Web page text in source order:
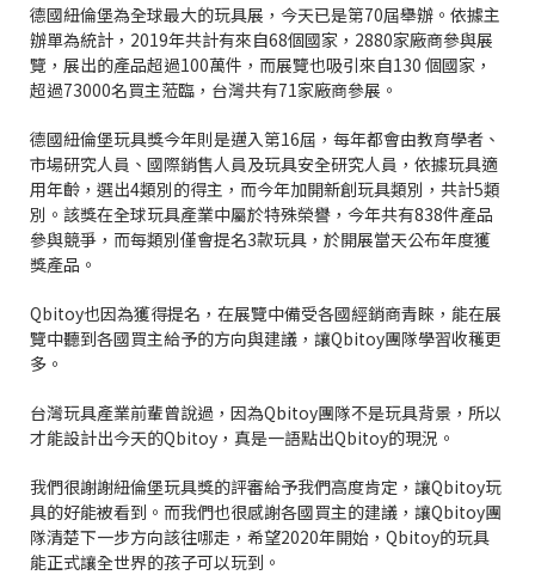
德國紐倫堡為全球最大的玩具展，今天已是第70屆舉辦。依據主
辦單為統計，2019年共計有來自68個國家，2880家廠商參與展
覽，展出的產品超過100萬件，而展覽也吸引來自130 個國家，
超過73000名買主蒞臨，台灣共有71家廠商參展。
德國紐倫堡玩具獎今年則是邁入第16屆，每年都會由教育學者、
市場研究人員、國際銷售人員及玩具安全研究人員，依據玩具適
用年齡，選出4類別的得主，而今年加開新創玩具類別，共計5類
別。該獎在全球玩具產業中屬於特殊榮譽，今年共有838件產品
參與競爭，而每類別僅會提名3款玩具，於開展當天公布年度獲
獎產品。
Qbitoy也因為獲得提名，在展覽中備受各國經銷商青睞，能在展
覽中聽到各國買主給予的方向與建議，讓Qbitoy團隊學習收穫更
多。
台灣玩具產業前輩曾說過，因為Qbitoy團隊不是玩具背景，所以
才能設計出今天的Qbitoy ，真是一語點出Qbitoy的現況。
我們很謝謝紐倫堡玩具獎的評審給予我們高度肯定，讓Qbitoy玩
具的好能被看到。而我們也很感謝各國買主的建議，讓Qbitoy團
隊清楚下一步方向該往哪走，希望2020年開始，Qbitoy的玩具
能正式讓全世界的孩子可以玩到。